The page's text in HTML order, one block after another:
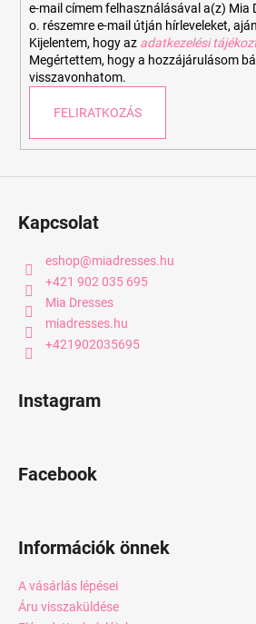
e-mail címem felhasználásával a(z) Mia
o. részemre e-mail útján hírleveleket,
Kijelentem, hogy az adatkezelési
Megértettem, hogy a hozzájárulásom
visszavonhatom.
FELIRATKOZÁS
Kapcsolat
eshop@miadresses.hu
+421 902 035 695
Mia Dresses
miadresses.hu
+421902035695
Instagram
Facebook
Információk önnek
A vásárlás lépései
Áru visszaküldése